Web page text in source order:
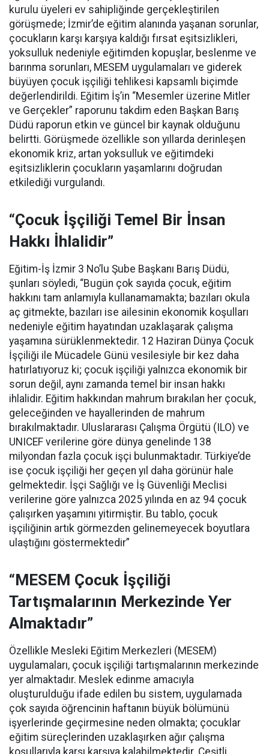
kurulu üyeleri ev sahipliğinde gerçekleştirilen
görüşmede; İzmir’de eğitim alanında yaşanan sorunlar,
çocukların karşı karşıya kaldığı fırsat eşitsizlikleri,
yoksulluk nedeniyle eğitimden kopuşlar, beslenme ve
barınma sorunları, MESEM uygulamaları ve giderek
büyüyen çocuk işçiliği tehlikesi kapsamlı biçimde
değerlendirildi. Eğitim İş’in “Mesemler üzerine Mitler
ve Gerçekler” raporunu takdim eden Başkan Barış
Düdü raporun etkin ve güncel bir kaynak olduğunu
belirtti. Görüşmede özellikle son yıllarda derinleşen
ekonomik kriz, artan yoksulluk ve eğitimdeki
eşitsizliklerin çocukların yaşamlarını doğrudan
etkilediği vurgulandı.
“Çocuk İşçiliği Temel Bir İnsan
Hakkı İhlalidir”
Eğitim-İş İzmir 3 No’lu Şube Başkanı Barış Düdü,
şunları söyledi, “Bugün çok sayıda çocuk, eğitim
hakkını tam anlamıyla kullanamamakta; bazıları okula
aç gitmekte, bazıları ise ailesinin ekonomik koşulları
nedeniyle eğitim hayatından uzaklaşarak çalışma
yaşamına sürüklenmektedir. 12 Haziran Dünya Çocuk
İşçiliği ile Mücadele Günü vesilesiyle bir kez daha
hatırlatıyoruz ki; çocuk işçiliği yalnızca ekonomik bir
sorun değil, aynı zamanda temel bir insan hakkı
ihlalidir. Eğitim hakkından mahrum bırakılan her çocuk,
geleceğinden ve hayallerinden de mahrum
bırakılmaktadır. Uluslararası Çalışma Örgütü (ILO) ve
UNICEF verilerine göre dünya genelinde 138
milyondan fazla çocuk işçi bulunmaktadır. Türkiye’de
ise çocuk işçiliği her geçen yıl daha görünür hale
gelmektedir. İşçi Sağlığı ve İş Güvenliği Meclisi
verilerine göre yalnızca 2025 yılında en az 94 çocuk
çalışırken yaşamını yitirmiştir. Bu tablo, çocuk
işçiliğinin artık görmezden gelinemeyecek boyutlara
ulaştığını göstermektedir”
“MESEM Çocuk İşçiliği
Tartışmalarının Merkezinde Yer
Almaktadır”
Özellikle Mesleki Eğitim Merkezleri (MESEM)
uygulamaları, çocuk işçiliği tartışmalarının merkezinde
yer almaktadır. Meslek edinme amacıyla
oluşturulduğu ifade edilen bu sistem, uygulamada
çok sayıda öğrencinin haftanın büyük bölümünü
işyerlerinde geçirmesine neden olmakta; çocuklar
eğitim süreçlerinden uzaklaşırken ağır çalışma
koşullarıyla karşı karşıya kalabilmektedir. Çeşitli